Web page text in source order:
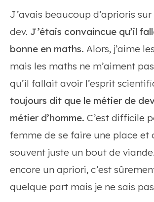
J’avais beaucoup d’aprioris
dev. J’étais convaincue qu’il
bonne en maths. Alors, j’aime
mais les maths ne m’aiment
qu’il fallait avoir l’esprit
toujours dit que le métier de
métier d’homme. C’est difficile
femme de se faire une place et
souvent juste un bout de viande.
encore un apriori, c’est
quelque part mais je ne sais